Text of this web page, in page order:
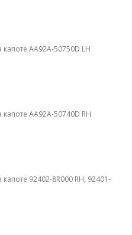
AA92A-50750D LH
AA92A-50740D RH
92402-8R000 RH, 92401-